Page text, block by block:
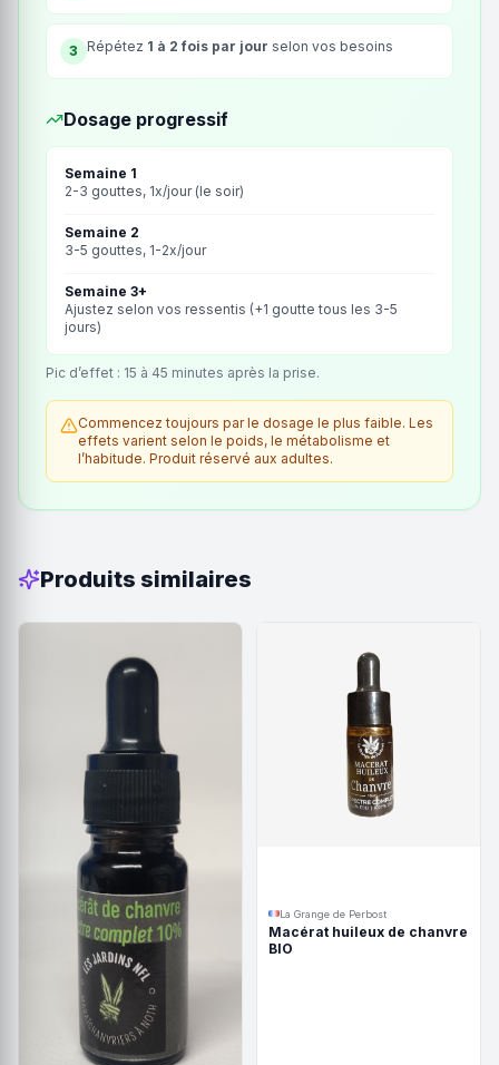
3 Répétez 1 à 2 fois par jour selon vos besoins
Dosage progressif
Semaine 1
2-3 gouttes, 1x/jour (le soir)
Semaine 2
3-5 gouttes, 1-2x/jour
Semaine 3+
Ajustez selon vos ressentis (+1 goutte tous les 3-5
jours)
Pic d’effet : 15 à 45 minutes après la prise.
Commencez toujours par le dosage le plus faible. Les
effets varient selon le poids, le métabolisme et
l’habitude. Produit réservé aux adultes.
Produits similaires
La Grange de Perbost
Macérat huileux de chanvre
BIO